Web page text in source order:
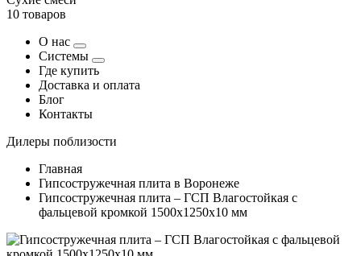
10 товаров
О нас
Системы
Где купить
Доставка и оплата
Блог
Контакты
Дилеры поблизости
Главная
Гипсостружечная плита в Воронеже
Гипсостружечная плита – ГСП Влагостойкая с
фальцевой кромкой 1500х1250х10 мм